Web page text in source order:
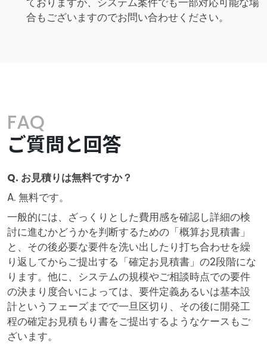
合もございますのでお問い合わせください。
FAQ
ご質問と回答
Q. お見積りは無料ですか？
A. 無料です。
一般的には、ざっくりとした費用感を確認し詳細の検
討に進むかどうかを判断するための「概算お見積書」
と、その後必要な要件を洗い出したり打ち合わせを繰
り返してからご提出する「確定お見積書」の2段階にな
ります。他に、システムの規模やご相談時点での要件
の決まり度合いによっては、要件定義あるいは基本設
計というフェーズまでで一旦区切り、その後に開発工
程の確定お見積もり書をご提出するようなケースもご
ざいます。